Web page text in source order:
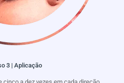
3 | Aplicação